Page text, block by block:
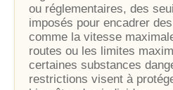
ou réglementaires, des
imposés pour encadrer
comme la vitesse
routes ou les limites
certaines substances
restrictions visent à